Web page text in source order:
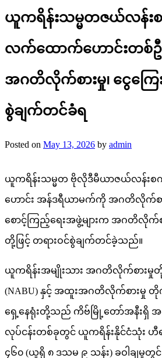
ယူကရိန်းသမ္မတဇယ်လန်း
လက်ထောက်ဟောင်းတစ်ဦ
အဂတိလိုက်စားမှု၊ ငွေကြေးခ
စွဲချက်တင်ခံရ
Posted on May 13, 2026 by admin
ယူကရိန်းသမ္မတ ဗိုလိုဒီမီယာဇယ်လန်း
ဟောင်း အန်ဒရီယာမက်ကို အဂတိလိုက်စ
စောင့်ကြည့်ရေးအဖွဲ့များက အဂတိလိုက်စာ
တို့ဖြင့် တရားဝင်စွဲချက်တင်ခဲ့သည်။
ယူကရိန်းအမျိုးသား အဂတိလိုက်စားမှု
(NABU) နှင့် အထူးအဂတိလိုက်စားမှု တို
ရှေ့နေရုံးတို့သည် ကိဗ်မြို့တော်အနီးရှိ အ
လုပ်ငန်းတစ်ခုတွင် ယူကရိန်းနိုင်ငံသုံး ဟီရ
၄၆၀ (ယူရို ၈ ဒသမ ၉ သန်း) ခဝါချမှု